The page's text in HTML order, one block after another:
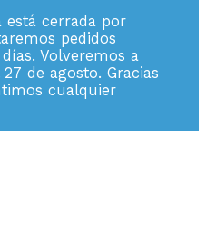
cerrada por
pedidos
Volveremos a
de agosto. Gracias
cualquier